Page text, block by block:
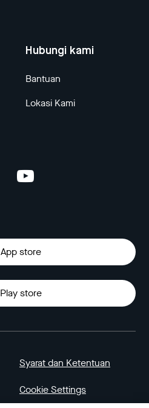
Hubungi kami
Bantuan
Lokasi Kami
App store
Play store
Syarat dan Ketentuan
Cookie Settings